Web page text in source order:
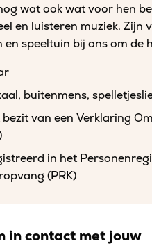
wat ook wat voor hen
en luisteren muziek. Zijn
en speeltuin bij ons om de
buitenmens,
bezit van een Verklaring
in het
(PRK)
in contact met jouw